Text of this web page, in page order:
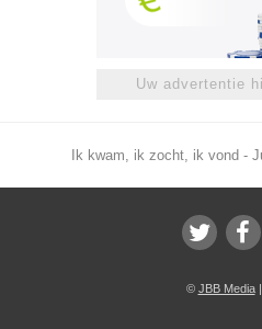
Uw advertentie
Ik kwam, ik zocht, ik vond -
© JBB Media|